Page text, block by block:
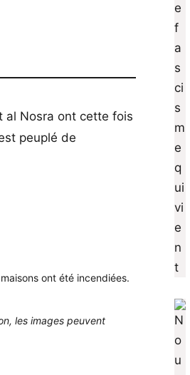
al Nosra ont cette fois
peuplé de
ont été incendiées.
les images peuvent